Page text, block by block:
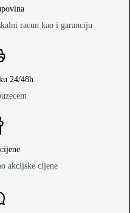
racun kao i garanciju
24/48h
akcijske cijene